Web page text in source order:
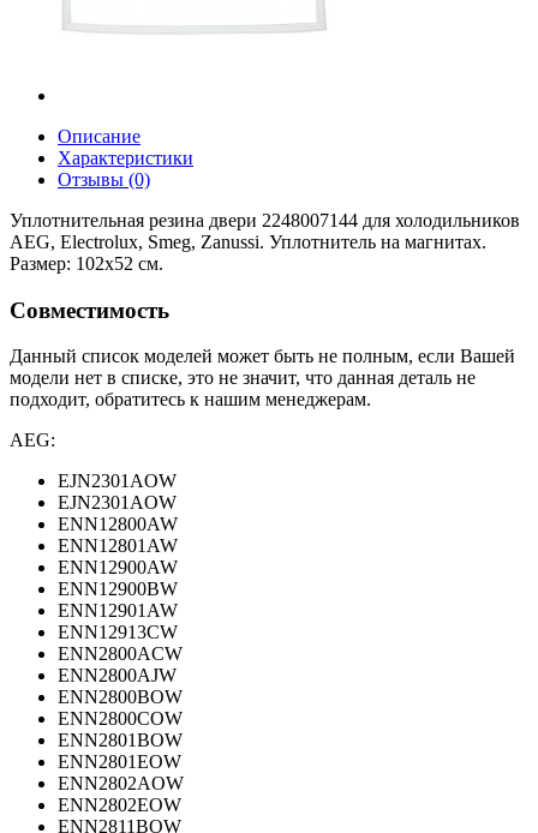
Описание
Характеристики
Отзывы (0)
Уплотнительная резина двери 2248007144 для холодильников
AEG, Electrolux, Smeg, Zanussi. Уплотнитель на магнитах.
Размер: 102x52 см.
Совместимость
Данный список моделей может быть не полным, если Вашей
модели нет в списке, это не значит, что данная деталь не
подходит, обратитесь к нашим менеджерам.
AEG:
EJN2301AOW
EJN2301AOW
ENN12800AW
ENN12801AW
ENN12900AW
ENN12900BW
ENN12901AW
ENN12913CW
ENN2800ACW
ENN2800AJW
ENN2800BOW
ENN2800COW
ENN2801BOW
ENN2801EOW
ENN2802AOW
ENN2802EOW
ENN2811BOW